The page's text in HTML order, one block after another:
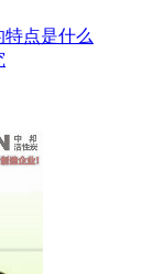
点是什么